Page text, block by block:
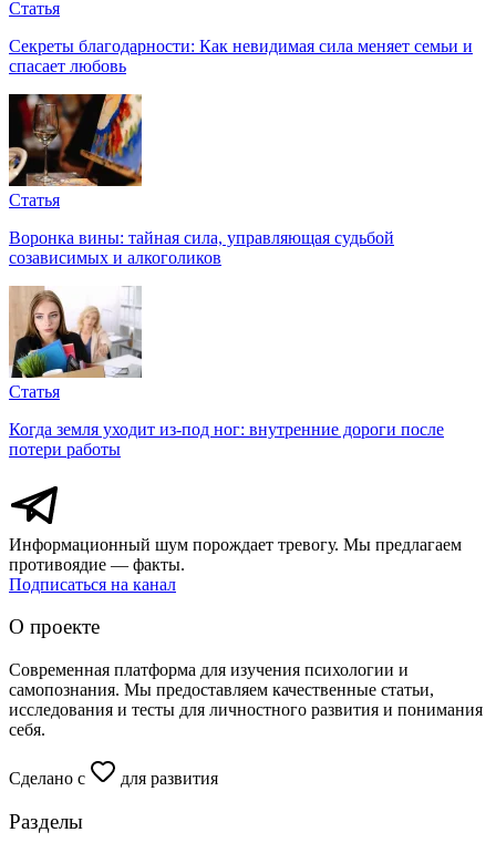
Статья
Секреты благодарности: Как невидимая сила меняет семьи и
спасает любовь
Статья
Воронка вины: тайная сила, управляющая судьбой
созависимых и алкоголиков
Статья
Когда земля уходит из-под ног: внутренние дороги после
потери работы
Информационный шум порождает тревогу. Мы предлагаем
противоядие — факты.
Подписаться на канал
О проекте
Современная платформа для изучения психологии и
самопознания. Мы предоставляем качественные статьи,
исследования и тесты для личностного развития и понимания
себя.
Сделано с для развития
Разделы